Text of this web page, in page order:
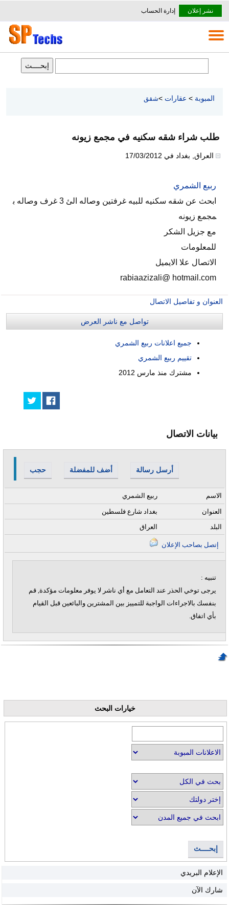
نشر إعلان إدارة الحساب
المبوبة > عقارات >شقق
طلب شراء شقه سكنيه في مجمع زيونه
العراق بغداد في 17/03/2012
ربيع الشمري
ابحث عن شقه سكنيه للبيه غرفتين وصاله الئ 3 غرف وصاله ب
مجمع زيونه
مع جزيل الشكر
للمعلومات
الاتصال علا الايميل
rabiaazizali@ hotmail.com
العنوان و تفاصيل الاتصال
تواصل مع ناشر العرض
جميع اعلانات ربيع الشمري
تقييم ربيع الشمري
مشترك منذ مارس 2012
بيانات الاتصال
حجب أضف للمفضلة أرسل رسالة
ربيع الشمري الاسم
بغداد شارع فلسطين
العنوان
العراق
البلد
تنبيه :
يرجى توخي الحذر عند التعامل مع أي ناشر لا يوفر معلومات مؤكدة, قم
بنفسك بالاجراءات الواجبة للتمييز بين المشترين والبائعين قبل القيام
بأي اتفاق.
خيارات البحث
إبحــــث
الإعلام البريدي
شارك الآن